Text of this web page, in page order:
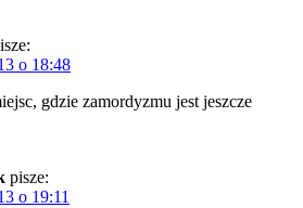
o 18:48
gdzie zamordyzmu jest jeszcze
pisze:
o 19:11